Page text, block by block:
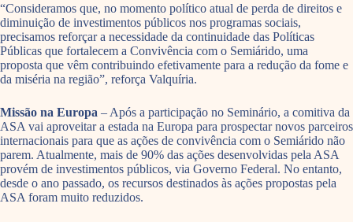
“Consideramos que, no momento político atual de perda de direitos e
diminuição de investimentos públicos nos programas sociais,
precisamos reforçar a necessidade da continuidade das Políticas
Públicas que fortalecem a Convivência com o Semiárido, uma
proposta que vêm contribuindo efetivamente para a redução da fome e
da miséria na região”, reforça Valquíria.
Missão na Europa – Após a participação no Seminário, a comitiva da
ASA vai aproveitar a estada na Europa para prospectar novos parceiros
internacionais para que as ações de convivência com o Semiárido não
parem. Atualmente, mais de 90% das ações desenvolvidas pela ASA
provém de investimentos públicos, via Governo Federal. No entanto,
desde o ano passado, os recursos destinados às ações propostas pela
ASA foram muito reduzidos.